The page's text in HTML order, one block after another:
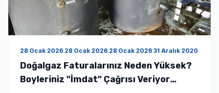
28 Ocak 2026 28 Ocak 2026 28 Ocak 2026 31 Aralık 2020
Doğalgaz Faturalarınız Neden Yüksek?
Boyleriniz "İmdat" Çağrısı Veriyor